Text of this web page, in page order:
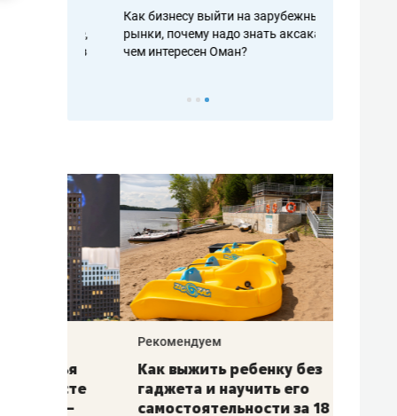
Как бизнесу выйти на зарубежные
рынки, почему надо знать аксакалов и
чем интересен Оман?
–
Рекомендуем
Как выжить ребенку без
гаджета и научить его
самостоятельности за 18